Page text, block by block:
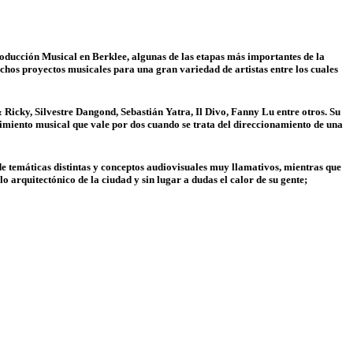
Musical en Berklee, algunas de las etapas más importantes de la
proyectos musicales para una gran variedad de artistas entre los cuales
Silvestre Dangond, Sebastián Yatra, Il Divo, Fanny Lu entre otros. Su
musical que vale por dos cuando se trata del direccionamiento de una
temáticas distintas y conceptos audiovisuales muy llamativos, mientras que
de la ciudad y sin lugar a dudas el calor de su gente;